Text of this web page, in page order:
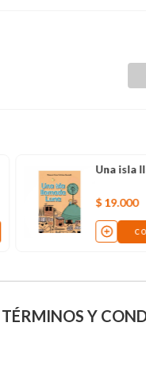
Una isla
$ 19.000
TÉRMINOS Y